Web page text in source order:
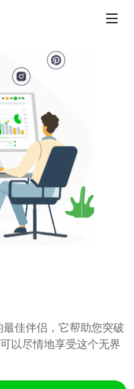
佳伴侣，它帮助您突破
以尽情地享受这个无界